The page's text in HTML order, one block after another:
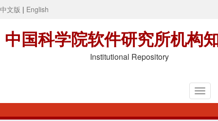
中文版 | English
中国科学院软件研究所机构
Institutional Repository